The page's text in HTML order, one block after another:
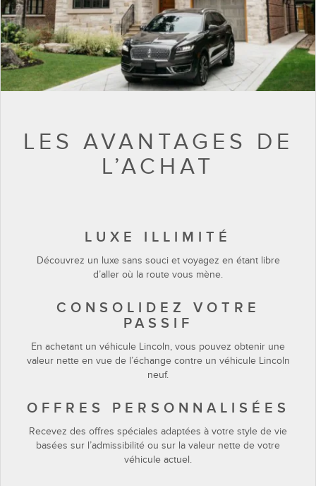
LES AVANTAGES DE
L’ACHAT
LUXE ILLIMITÉ
Découvrez un luxe sans souci et voyagez en étant libre
d’aller où la route vous mène.
CONSOLIDEZ VOTRE
PASSIF
En achetant un véhicule Lincoln, vous pouvez obtenir une
valeur nette en vue de l’échange contre un véhicule Lincoln
neuf.
OFFRES PERSONNALISÉES
Recevez des offres spéciales adaptées à votre style de vie
basées sur l’admissibilité ou sur la valeur nette de votre
véhicule actuel.